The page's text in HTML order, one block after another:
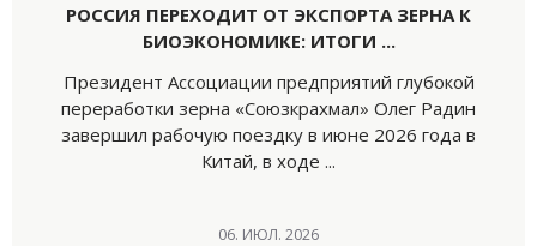
РОССИЯ ПЕРЕХОДИТ ОТ ЭКСПОРТА ЗЕРНА К
БИОЭКОНОМИКЕ: ИТОГИ ...
Президент Ассоциации предприятий глубокой
переработки зерна «Союзкрахмал» Олег Радин
завершил рабочую поездку в июне 2026 года в
Китай, в ходе ...
06. ИЮЛ. 2026